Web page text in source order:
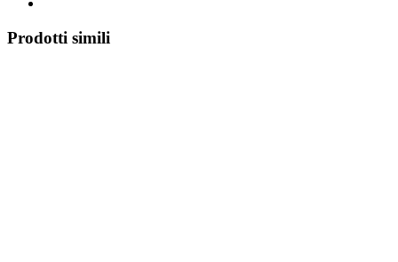
Prodotti simili